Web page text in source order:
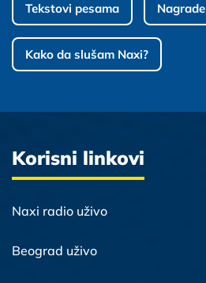
Tekstovi pesama Nagrade
Kako da slušam Naxi?
Korisni linkovi
Naxi radio uživo
Beograd uživo